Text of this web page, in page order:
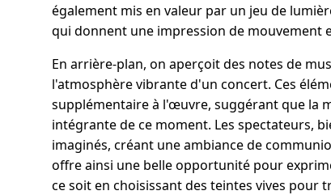
également mis en valeur par un jeu de
qui donnent une impression de mouvement
En arrière-plan, on aperçoit des notes de
l'atmosphère vibrante d'un concert. Ces
supplémentaire à l'œuvre, suggérant que la
intégrante de ce moment. Les spectateurs,
imaginés, créant une ambiance de
offre ainsi une belle opportunité pour
ce soit en choisissant des teintes vives pour